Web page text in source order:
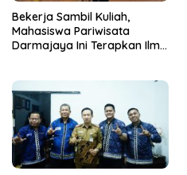
Bekerja Sambil Kuliah,
Mahasiswa Pariwisata
Darmajaya Ini Terapkan Ilmu